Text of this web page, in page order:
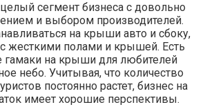
сегмент бизнеса с довольно
и выбором производителей.
на крыши авто и сбоку,
жесткими полами и крышей. Есть
на крыши для любителей
небо. Учитывая, что количество
постоянно растет, бизнес на
имеет хорошие перспективы.